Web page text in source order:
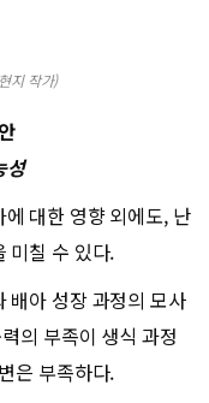
지 작가)
성
대한 영향 외에도, 난
미칠 수 있다.
배아 성장 과정의 모사
의 부족이 생식 과정
은 부족하다.